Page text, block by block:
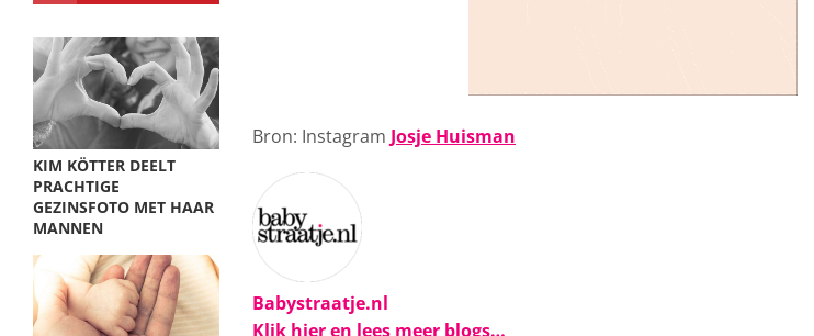
KIM KÖTTER DEELT
PRACHTIGE
GEZINSFOTO MET HAAR
MANNEN
Bron: Instagram Josje Huisman
Babystraatje.nl
Klik hier en lees meer blogs…